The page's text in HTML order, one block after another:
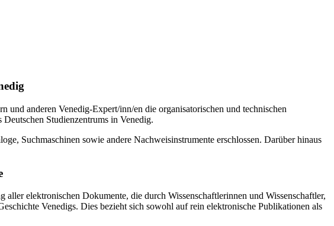
und anderen Venedig-Expert/inn/en die organisatorischen und technischen
Studienzentrums in Venedig.
Suchmaschinen sowie andere Nachweisinstrumente erschlossen. Darüber hinaus
elektronischen Dokumente, die durch Wissenschaftlerinnen und Wissenschaftler,
Venedigs. Dies bezieht sich sowohl auf rein elektronische Publikationen als